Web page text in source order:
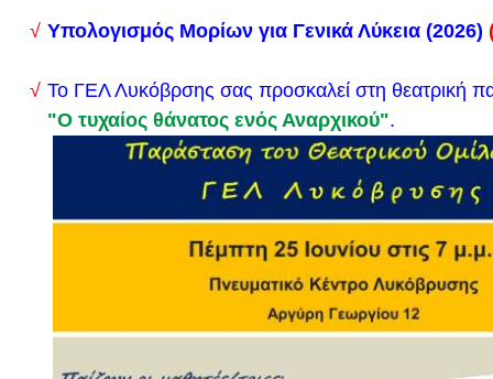
ανακοινώνονται οιΔιευθύνσεις Δευτεροβάθμιας
οποίες έχουν οριστεί ως έδρες για την υγειονομική
πρακτική δοκιμασία (Αγωνίσματα) των
που θα διεξαχθεί από την Δευτέρα 17 Ιουνίου 2024
Παρασκευή 28 Ιουνίου 2024. (Δείτε το δελτίο
Επίσης δείτε εδώ το προηγούμενο δελτίο τύπου
Εκ μέρους του Ινστιτούτου Βιοεπιστημών και
Υπολογισμός Μορίων για Γενικά Λύκεια (2026)
Το ΓΕΛ Λυκόβρσης σας προσκαλεί στη θεατρική
"Ο τυχαίος θάνατος ενός Αναρχικού".